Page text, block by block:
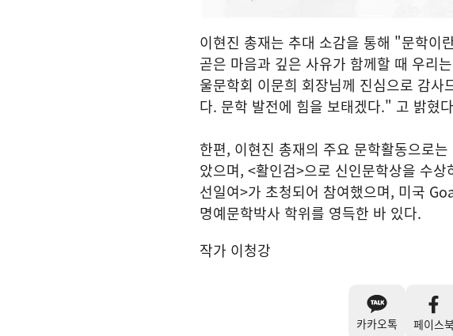
이현진 총재는 추대 소감을 통해 "문학이
곧은 마음과 깊은 사유가 함께할 때 우리
울문학회 이문희 회장님께 진심으로 감사
다. 문학 발전에 힘을 보태겠다." 고 밝혔
한편, 이현진 총재의 주요 문학활동으로
았으며, <활인검>으로 신인문학상을 수
선일여>가 초청되어 참여했으며, 미국
명예문학박사 학위를 영득한 바 있다.
작가 이청강
카카오톡 페이스북